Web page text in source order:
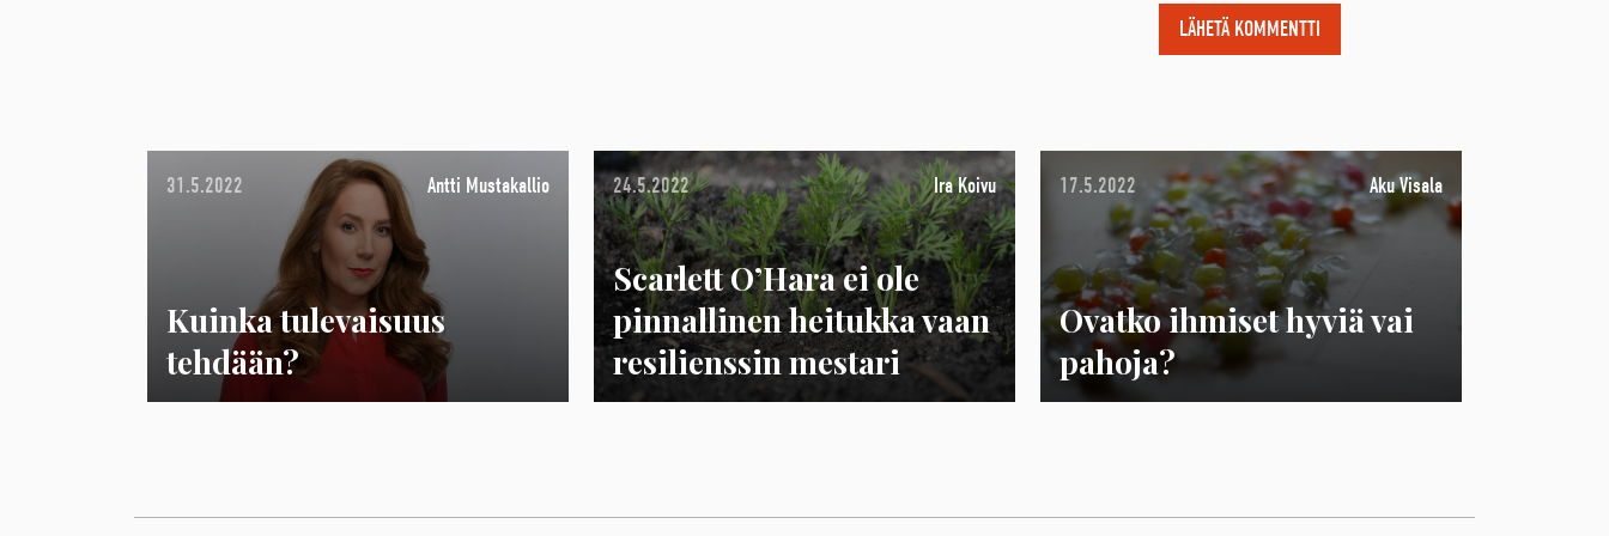
31.5.2022 Antti Mustakallio
Kuinka tulevaisuus
tehdään?
24.5.2022 Ira Koivu
Scarlett O’Hara ei ole
pinnallinen heitukka vaan
resilienssin mestari
17.5.2022 Aku Visala
Ovatko ihmiset hyviä vai
pahoja?